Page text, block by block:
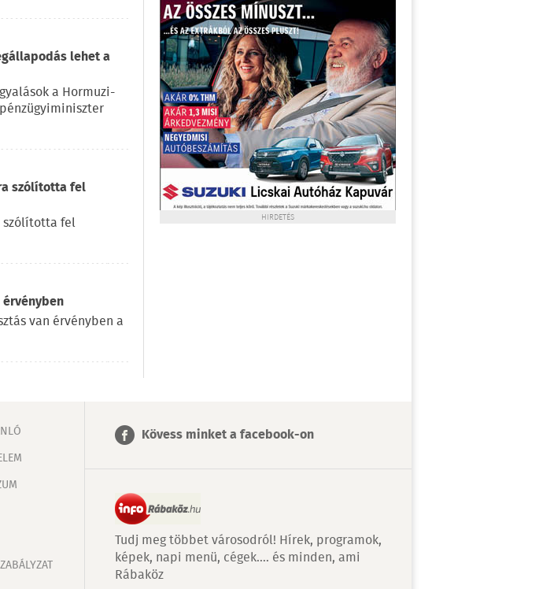
lehet a
a Hormuzi-
szólította fel
szólította fel
van érvényben a
HIRDETÉS
Kövess minket a facebook-on
Tudj meg többet városodról! Hírek, programok,
képek, napi menü, cégek…. és minden, ami
Rábaköz